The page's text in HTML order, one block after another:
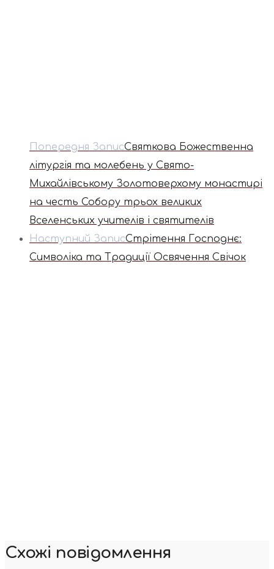
Попередня ЗаписСвяткова Божественна
літургія та молебень у Свято-
Михайлівському Золотоверхому монастирі
на честь Собору трьох великих
Вселенських учителів і святителів
Наступний ЗаписСтрітення Господнє:
Символіка та Традиції Освячення Свічок
Схожі повідомлення